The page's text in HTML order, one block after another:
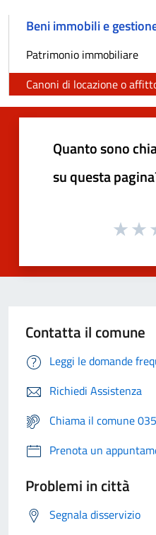
Beni immobili e
Patrimonio immobiliare
Canoni di locazione o
Quanto sono
su questa
Contatta il comune
Leggi le domande
Richiedi Assistenza
Chiama il comune
Prenota un
Problemi in città
Segnala disservizio